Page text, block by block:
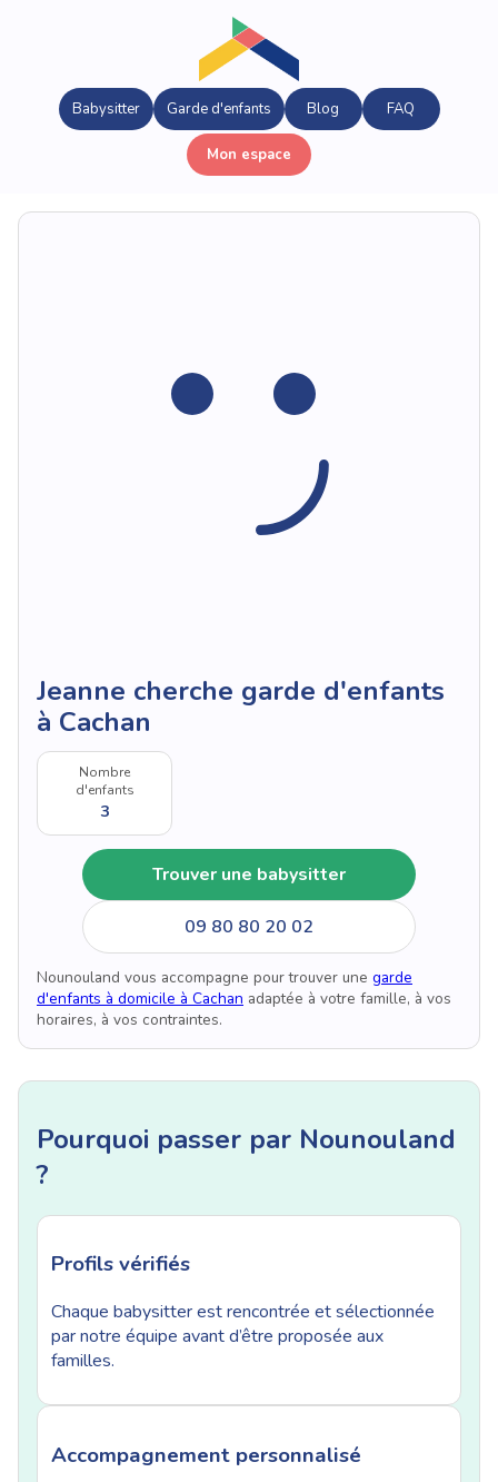
Babysitter Garde d'enfants Blog FAQ
Mon espace
Jeanne cherche garde d'enfants
à Cachan
Nombre
d'enfants
3
Trouver une babysitter
09 80 80 20 02
Nounouland vous accompagne pour trouver une garde
d'enfants à domicile à Cachan adaptée à votre famille, à vos
horaires, à vos contraintes.
Pourquoi passer par Nounouland
?
Profils vérifiés
Chaque babysitter est rencontrée et sélectionnée
par notre équipe avant d’être proposée aux
familles.
Accompagnement personnalisé